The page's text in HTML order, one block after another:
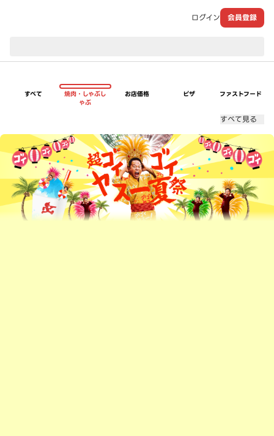
ログイン 会員登録
すべて
焼肉・しゃぶし
ゃぶ
お店価格 ピザ ファストフード
すべて見る
超ゴイゴイヤスー夏祭